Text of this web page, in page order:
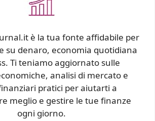
è la tua fonte affidabile per
su denaro, economia quotidiana
Ti teniamo aggiornato sulle
analisi di mercato e
pratici per aiutarti a
meglio e gestire le tue finanze
ogni giorno.